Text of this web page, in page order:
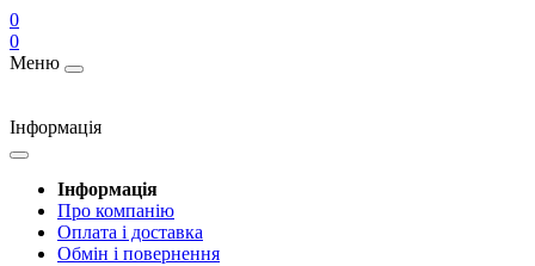
0
0
Меню
Інформація
Інформація
Про компанію
Оплата і доставка
Обмін і повернення